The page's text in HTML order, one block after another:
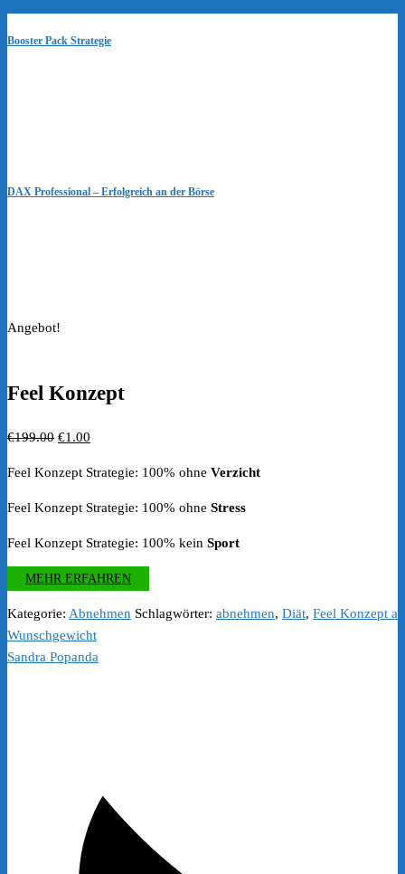
Booster Pack Strategie
DAX Professional – Erfolgreich an der Börse
Angebot!
Feel Konzept
€199.00 Ursprünglicher
war:
€199.00
€1.00
ist:
€1.00.
Feel Konzept Strategie: 100% ohne Verzicht
Feel Konzept Strategie: 100% ohne Stress
Feel Konzept Strategie: 100% kein Sport
MEHR ERFAHREN
Kategorie: Abnehmen Schlagwörter: abnehmen, Diät, Feel Konzept
Wunschgewicht
Sandra Popanda